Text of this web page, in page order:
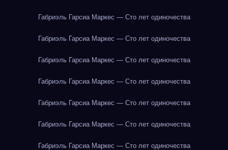
Габриэль Гарсиа Маркес — Сто лет одиночества
Габриэль Гарсиа Маркес — Сто лет одиночества
Габриэль Гарсиа Маркес — Сто лет одиночества
Габриэль Гарсиа Маркес — Сто лет одиночества
Габриэль Гарсиа Маркес — Сто лет одиночества
Габриэль Гарсиа Маркес — Сто лет одиночества
Габриэль Гарсиа Маркес — Сто лет одиночества